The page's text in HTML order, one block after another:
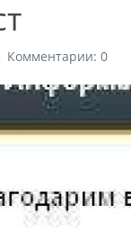
Комментарии: 0